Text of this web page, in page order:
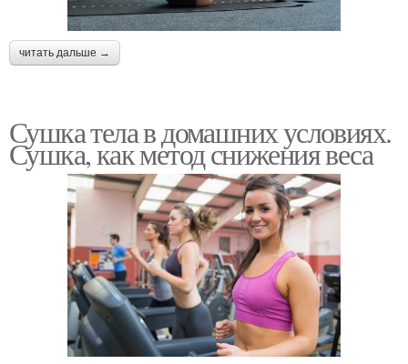
читать дальше →
Сушка тела в домашних условиях.
Сушка, как метод снижения веса